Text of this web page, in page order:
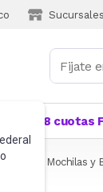
Sucursales
18 cuotas
Mochilas y